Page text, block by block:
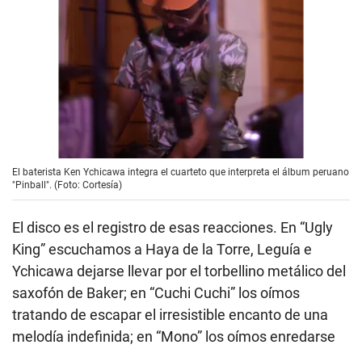
El baterista Ken Ychicawa integra el cuarteto que interpreta el álbum peruano
"Pinball". (Foto: Cortesía)
El disco es el registro de esas reacciones. En “Ugly
King” escuchamos a Haya de la Torre, Leguía e
Ychicawa dejarse llevar por el torbellino metálico del
saxofón de Baker; en “Cuchi Cuchi” los oímos
tratando de escapar el irresistible encanto de una
melodía indefinida; en “Mono” los oímos enredarse